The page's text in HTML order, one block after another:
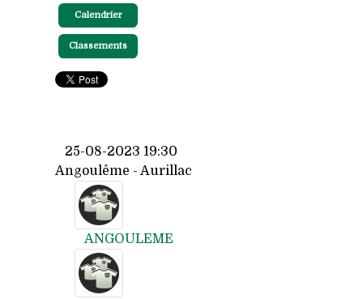
Calendrier
Classements
25-08-2023 19:30
Angoulême - Aurillac
ANGOULEME